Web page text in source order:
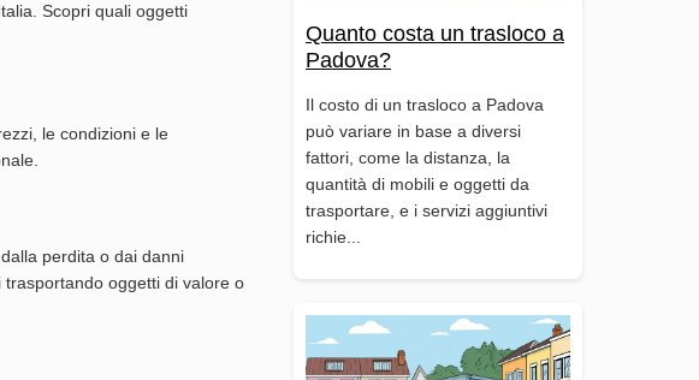
Quanto costa un trasloco a
Padova?
Il costo di un trasloco a Padova
può variare in base a diversi
fattori, come la distanza, la
quantità di mobili e oggetti da
trasportare, e i servizi aggiuntivi
richie...
Scopri quali oggetti
le condizioni e le
perdita o dai danni
oggetti di valore o